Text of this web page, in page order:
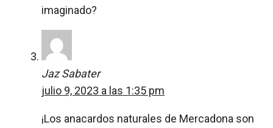
imaginado?
Jaz Sabater
julio 9, 2023 a las 1:35 pm
¡Los anacardos naturales de Mercadona son